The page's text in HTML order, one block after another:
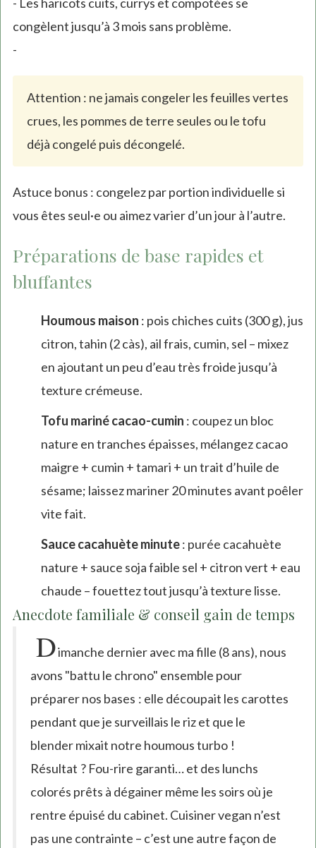
congèlent jusqu’à 3 mois sans problème.
-
Attention : ne jamais congeler les feuilles vertes
crues, les pommes de terre seules ou le tofu
déjà congelé puis décongelé.
Astuce bonus : congelez par portion individuelle si
vous êtes seul·e ou aimez varier d’un jour à l’autre.
Préparations de base rapides et
bluffantes
Houmous maison : pois chiches cuits (300 g), jus
citron, tahin (2 càs), ail frais, cumin, sel – mixez
en ajoutant un peu d’eau très froide jusqu’à
texture crémeuse.
Tofu mariné cacao-cumin : coupez un bloc
nature en tranches épaisses, mélangez cacao
maigre + cumin + tamari + un trait d’huile de
sésame; laissez mariner 20 minutes avant poêler
vite fait.
Sauce cacahuète minute: purée cacahuète
nature + sauce soja faible sel + citron vert + eau
chaude – fouettez tout jusqu’à texture lisse.
Anecdote familiale & conseil gain de temps
Dimanche dernier avec ma fille (8 ans), nous
avons "battu le chrono" ensemble pour
préparer nos bases : elle découpait les carottes
pendant que je surveillais le riz et que le
blender mixait notre houmous turbo !
Résultat ? Fou-rire garanti… et des lunchs
colorés prêts à dégainer même les soirs où je
rentre épuisé du cabinet. Cuisiner vegan n’est
pas une contrainte – c’est une autre façon de